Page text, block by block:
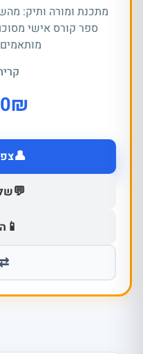
מתכנת ומורה ותיק:
ספר קורס אישי
₪
👤
💬
📱
⇄